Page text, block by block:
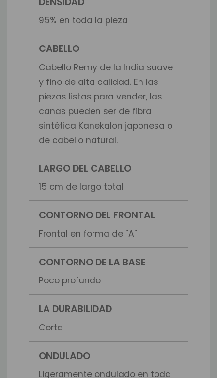
95% en toda la pieza
CABELLO
Cabello Remy de la India suave
y fino de alta calidad. En las
piezas listas para vender, las
canas pueden ser de fibra
sintética Kanekalon japonesa o
de cabello natural.
LARGO DEL CABELLO
15 cm de largo total
CONTORNO DEL FRONTAL
Frontal en forma de "A"
CONTORNO DE LA BASE
Poco profundo
LA DURABILIDAD
Corta
ONDULADO
Ligeramente ondulado en toda